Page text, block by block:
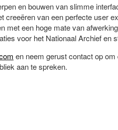
en bouwen van slimme
creeëren van een perfecte user
met een hoge mate van
voor het Nationaal Archief en
en neem gerust contact op
aan te spreken.